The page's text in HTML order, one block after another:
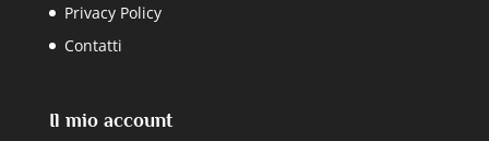
Privacy Policy
Contatti
Il mio account